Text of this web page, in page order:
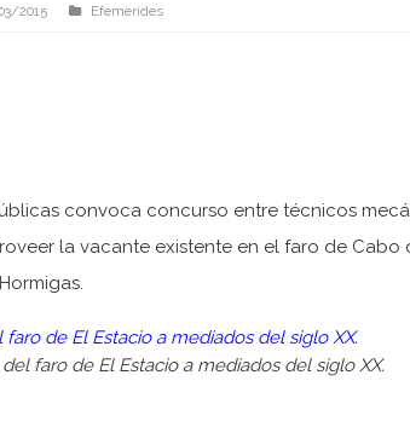
2015 Efemerides
convoca concurso entre técnicos
la vacante existente en el faro de Cabo
faro de El Estacio a mediados del siglo XX.